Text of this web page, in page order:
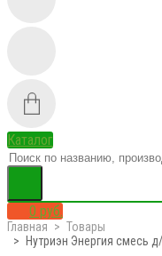
Каталог
0 руб.
Главная
Товары
Нутриэн Энергия смесь